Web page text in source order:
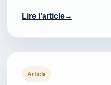
Lire l’article
Article